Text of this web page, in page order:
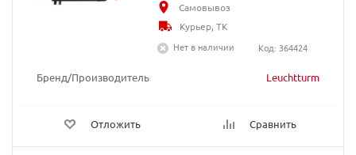
Бренд/Производитель Leuchtturm
Отложить Сравнить
Самовывоз
Курьер, ТК
Нет в наличии
Код: 364424